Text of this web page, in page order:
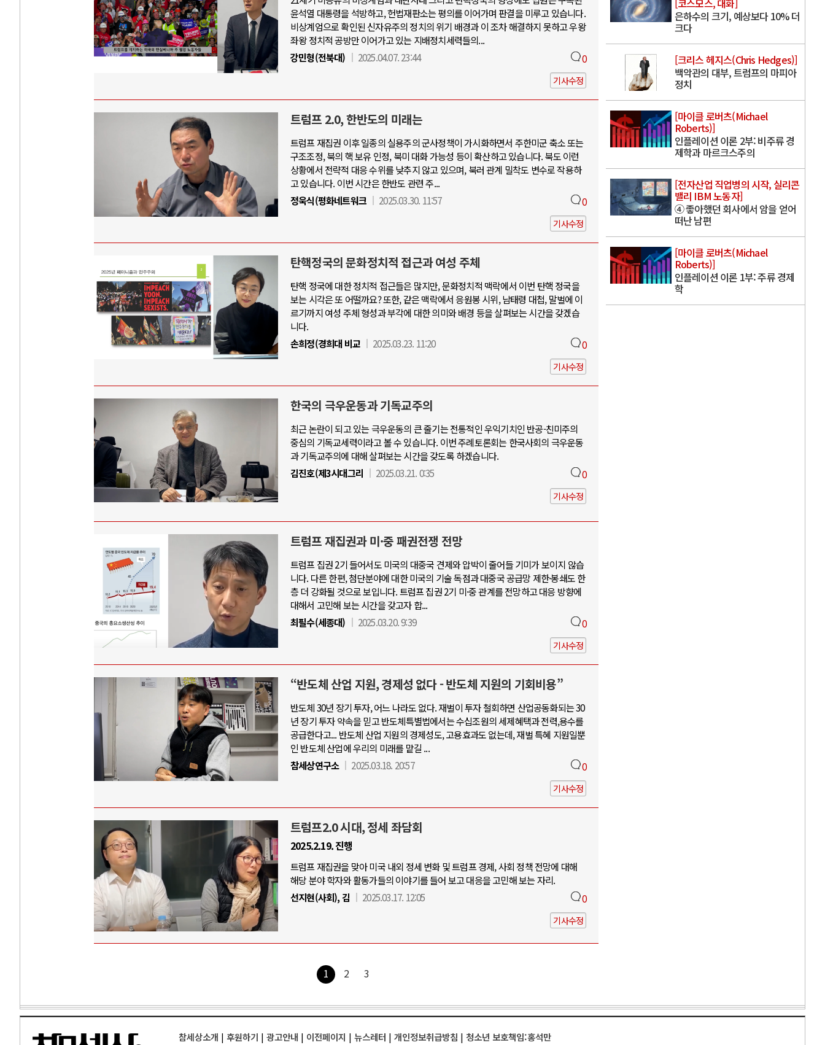
윤석열 대통령을 석방하고, 헌법재판소는 평의를 이어가며 판결을 미루고 있습니다.
비상계엄으로 확인된 신자유주의 정치의 위기 배경과 이 조차 해결하지 못하고 우왕
좌왕 정치적 공방만 이어가고 있는 지배정치세력들의...
강민형(전북대)
2025.04.07. 23:44 0
기사수정
트럼프 2.0, 한반도의 미래는
트럼프 재집권 이후 일종의 실용주의 군사정책이 가시화하면서 주한미군 축소 또는
구조조정, 북의 핵 보유 인정, 북미 대화 가능성 등이 확산하고 있습니다. 북도 이런
상황에서 전략적 대응 수위를 낮추지 않고 있으며, 북러 관계 밀착도 변수로 작용하
고 있습니다. 이번 시간은 한반도 관련 주...
정욱식(평화네트워크
2025.03.30. 11:57 0
기사수정
탄핵정국의 문화정치적 접근과 여성 주체
탄핵 정국에 대한 정치적 접근들은 많지만, 문화정치적 맥락에서 이번 탄핵 정국을
보는 시각은 또 어떨까요? 또한, 같은 맥락에서 응원봉 시위, 남태령 대첩, 말벌에 이
르기까지 여성 주체 형성과 부각에 대한 의미와 배경 등을 살펴보는 시간을 갖겠습
니다.
손희정(경희대 비교
2025.03.23. 11:20 0
기사수정
한국의 극우운동과 기독교주의
최근 논란이 되고 있는 극우운동의 큰 줄기는 전통적인 우익기치인 반공-친미주의
중심의 기독교세력이라고 볼 수 있습니다. 이번 주례토론회는 한국사회의 극우운동
과 기독교주의에 대해 살펴보는 시간을 갖도록 하겠습니다.
김진호(제3시대그리
2025.03.21. 0:35 0
기사수정
트럼프 재집권과 미·중 패권전쟁 전망
트럼프 집권 2기 들어서도 미국의 대중국 견제와 압박이 줄어들 기미가 보이지 않습
니다. 다른 한편, 첨단분야에 대한 미국의 기술 독점과 대중국 공급망 제한·봉쇄도 한
층 더 강화될 것으로 보입니다. 트럼프 집권 2기 미·중 관계를 전망하고 대응 방향에
대해서 고민해 보는 시간을 갖고자 합...
최필수(세종대)
2025.03.20. 9:39 0
기사수정
“반도체 산업 지원, 경제성 없다 - 반도체 지원의 기회비용”
반도체 30년 장기 투자, 어느 나라도 없다. 재벌이 투자 철회하면 산업공동화되는 30
년 장기 투자 약속을 믿고 반도체특별법에서는 수십조원의 세제혜택과 전력,용수를
공급한다고... 반도체 산업 지원의 경제성도, 고용효과도 없는데, 재벌 특혜 지원일뿐
인 반도체 산업에 우리의 미래를 맡길 ...
참세상연구소
2025.03.18. 20:57 0
기사수정
트럼프2.0 시대, 정세 좌담회
2025.2.19. 진행
트럼프 재집권을 맞아 미국 내외 정세 변화 및 트럼프 경제, 사회 정책 전망에 대해
해당 분야 학자와 활동가들의 이야기를 들어 보고 대응을 고민해 보는 자리.
선지현(사회), 김
2025.03.17. 12:05 0
기사수정
1 2 3
[코스모스, 대화]
은하수의 크기, 예상보다 10% 더
크다
[크리스 헤지스(Chris Hedges)]
백악관의 대부, 트럼프의 마피아
정치
[마이클 로버츠(Michael
Roberts)]
인플레이션 이론 2부: 비주류 경
제학과 마르크스주의
[전자산업 직업병의 시작, 실리콘
밸리 IBM 노동자]
④ 좋아했던 회사에서 암을 얻어
떠난 남편
[마이클 로버츠(Michael
Roberts)]
인플레이션 이론 1부: 주류 경제
학
참세상소개 | 후원하기 | 광고안내 | 이전페이지 | 뉴스레터 | 개인정보취급방침 | 청소년 보호책임:홍석만